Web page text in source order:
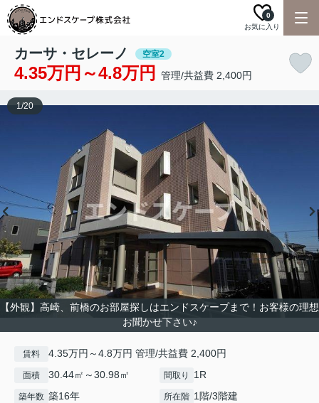
お気に入り
0
カーサ・セレーノ 空室2
4.35万円～4.8万円 管理/共益費 2,400円
【外観】高崎、前橋のお部屋探しはエンドスケープまで！お客様の理想
お聞かせ下さい♪
1/20
賃料 4.35万円～4.8万円 管理/共益費 2,400円
面積 30.44㎡～30.98㎡ 間取り 1R
築年数 築16年 所在階 1階/3階建